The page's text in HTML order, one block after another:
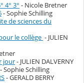
4° 3° - Nicole Bretner
- Sophie Schilling
de sciences du
le collège - JULIEN
jour- JULIEN DALVERNY
- Sophie Schilling
- GERALD BERRY